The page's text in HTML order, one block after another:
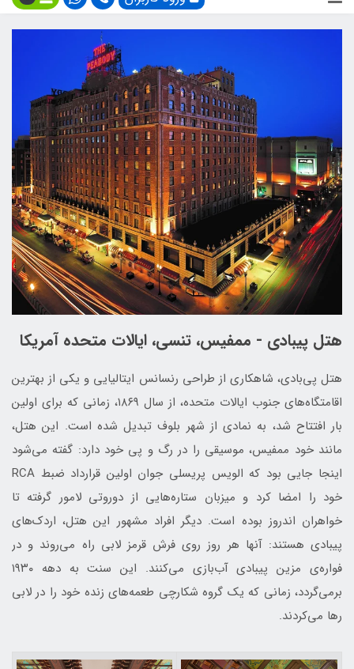
هتل پیبادی - ممفیس، تنسی، ایالات متحده آمریکا
هتل پی‌بادی، شاهکاری از طراحی رنسانس ایتالیایی و یکی از بهترین
اقامتگاه‌های جنوب ایالات متحده، از سال ۱۸۶۹، زمانی که برای اولین
بار افتتاح شد، به نمادی از شهر بلوف تبدیل شده است. این هتل،
مانند خود ممفیس، موسیقی را در رگ و پی خود دارد: گفته می‌شود
اینجا جایی بود که الویس پریسلی جوان اولین قرارداد ضبط RCA
خود را امضا کرد و میزبان ستاره‌هایی از دوروتی لامور گرفته تا
خواهران اندروز بوده است. دیگر افراد مشهور این هتل، اردک‌های
پیبادی هستند: آنها هر روز روی فرش قرمز لابی راه می‌روند و در
فواره‌ی مزین پیبادی آب‌بازی می‌کنند. این سنت به دهه ۱۹۳۰
برمی‌گردد، زمانی که یک گروه شکارچی طعمه‌های زنده خود را در لابی
رها می‌کردند.